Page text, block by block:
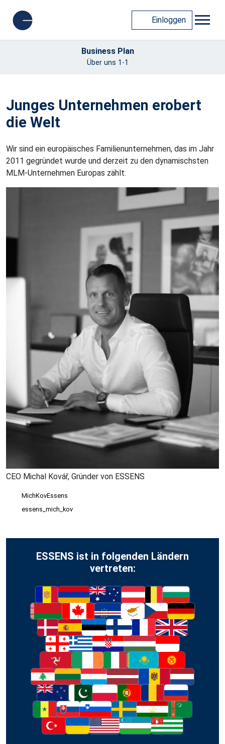
Einloggen
Business Plan
Über uns 1-1
Junges Unternehmen erobert
die Welt
Wir sind ein europäisches Familienunternehmen, das im Jahr
2011 gegründet wurde und derzeit zu den dynamischsten
MLM-Unternehmen Europas zählt.
CEO Michal Kovář, Gründer von ESSENS
MichKovEssens
essens_mich_kov
ESSENS ist in folgenden Ländern
vertreten: